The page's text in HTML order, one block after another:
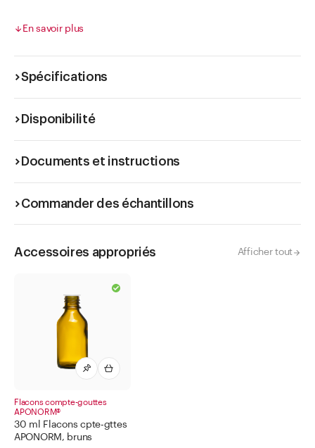
capuchon en caoutchouc TPE bleu
En savoir plus
Spécifications
Disponibilité
Documents et instructions
Commander des échantillons
Accessoires appropriés Afficher tout
Flacons compte-gouttes
APONORM®
30 ml Flacons cpte-gttes
APONORM, bruns